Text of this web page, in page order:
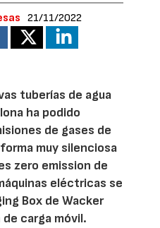
21/11/2022
tuberías de agua
ha podido
de gases de
muy silenciosa
zero emission de
eléctricas se
Box de Wacker
carga móvil.